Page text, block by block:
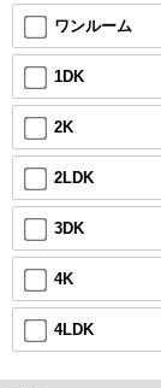
ワンルーム
1DK
2K
2LDK
3DK
4K
4LDK